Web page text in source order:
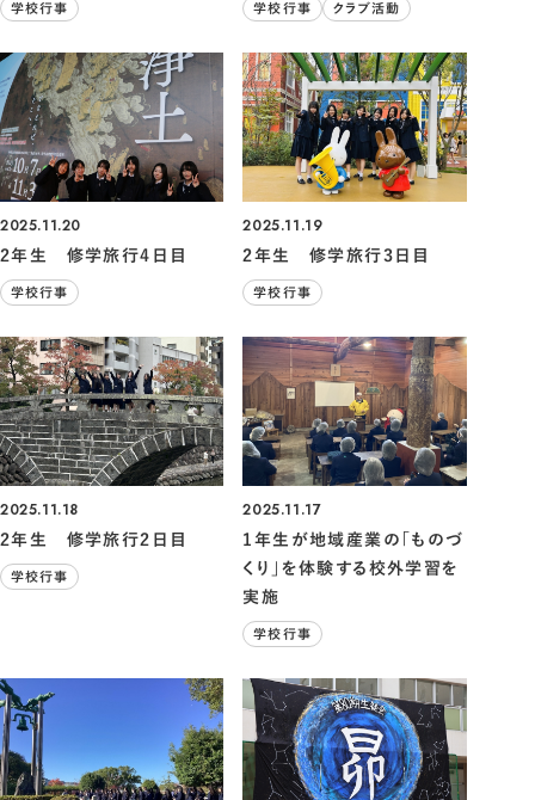
学校行事 学校行事 クラブ活動
2025.11.20
2年生 修学旅行4日目
学校行事
2025.11.19
2年生 修学旅行3日目
学校行事
2025.11.18
2年生 修学旅行2日目
学校行事
2025.11.17
1年生が地域産業の「ものづ
くり」を体験する校外学習を
実施
学校行事